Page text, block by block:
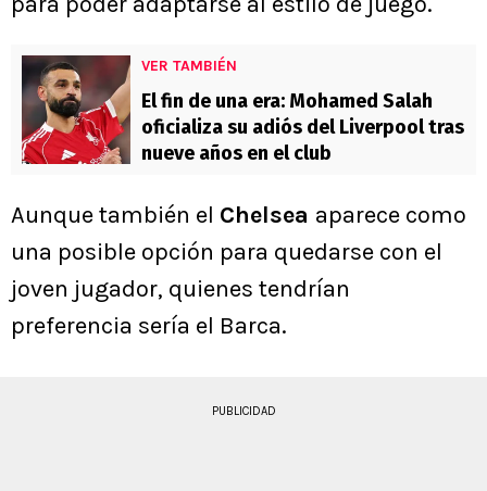
VER TAMBIÉN
El fin de una era: Mohamed Salah
oficializa su adiós del Liverpool tras
nueve años en el club
Aunque también el Chelsea aparece como
una posible opción para quedarse con el
joven jugador, quienes tendrían
preferencia sería el Barca.
PUBLICIDAD